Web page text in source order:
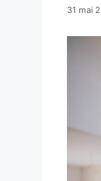
31 mai